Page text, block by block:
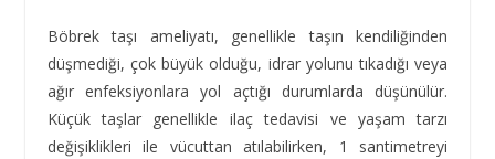
Böbrek taşı ameliyatı, genellikle taşın kendiliğinden
düşmediği, çok büyük olduğu, idrar yolunu tıkadığı veya
ağır enfeksiyonlara yol açtığı durumlarda düşünülür.
Küçük taşlar genellikle ilaç tedavisi ve yaşam tarzı
değişiklikleri ile vücuttan atılabilirken, 1 santimetreyi